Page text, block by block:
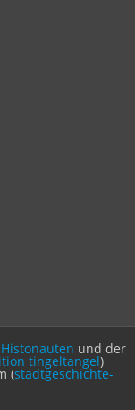
Histonauten und der
tingeltangel)
(stadtgeschichte-